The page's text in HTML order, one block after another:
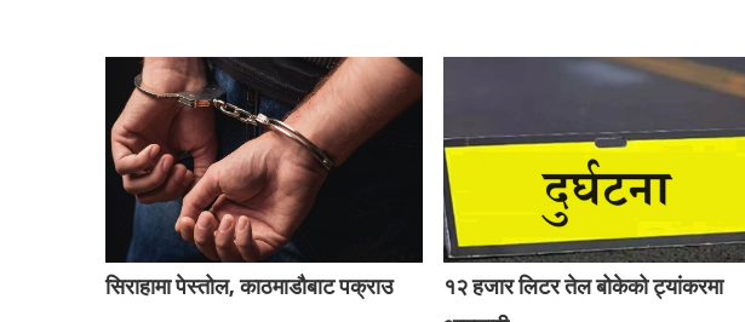
सिराहामा पेस्तोल, काठमाडौबाट पक्राउ
१२ हजार लिटर तेल बोकेको ट्यांकरमा